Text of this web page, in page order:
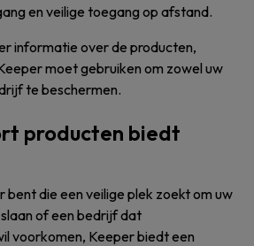
en veilige toegang op afstand.
informatie over de producten,
moet gebruiken om zowel uw
te beschermen.
producten biedt
bent die een veilige plek zoekt om uw
of een bedrijf dat
voorkomen, Keeper biedt een